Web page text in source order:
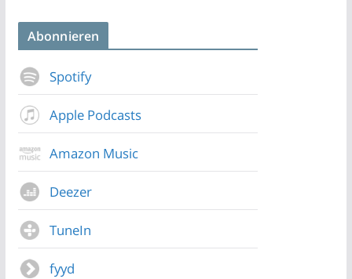
Abonnieren
Spotify
Apple Podcasts
Amazon Music
Deezer
TuneIn
fyyd